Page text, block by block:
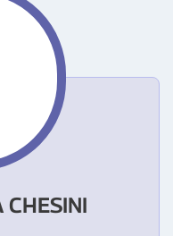
CHESINI